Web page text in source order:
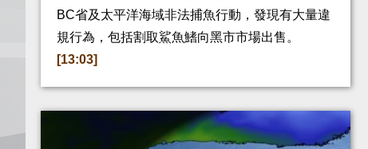
BC省及太平洋海域非法捕魚行動，發現有大量違
規行為，包括割取鯊魚鰭向黑市市場出售。
[13:03]